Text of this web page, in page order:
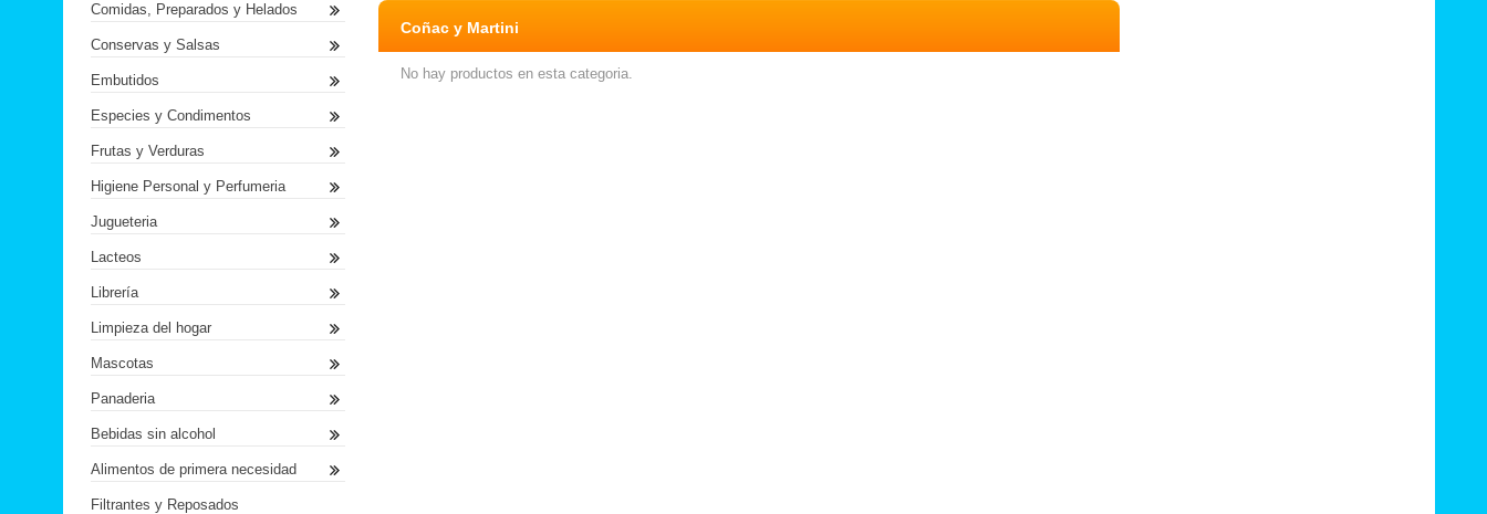
Coñac y Martini
No hay productos en esta categoria.
Comidas, Preparados y Helados
Conservas y Salsas
Embutidos
Especies y Condimentos
Frutas y Verduras
Higiene Personal y Perfumeria
Jugueteria
Lacteos
Librería
Limpieza del hogar
Mascotas
Panaderia
Bebidas sin alcohol
Alimentos de primera necesidad
Filtrantes y Reposados